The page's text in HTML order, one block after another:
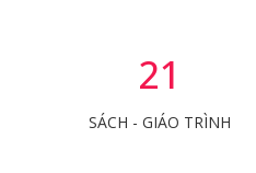
21
SÁCH - GIÁO TRÌNH